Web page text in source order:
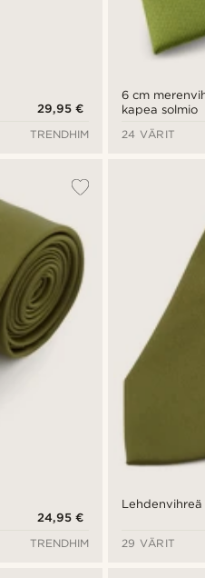
29,95 €
TRENDHIM
6 cm
kapea solmio
24 VÄRIT
24,95 €
TRENDHIM
Lehdenvihreä
29 VÄRIT